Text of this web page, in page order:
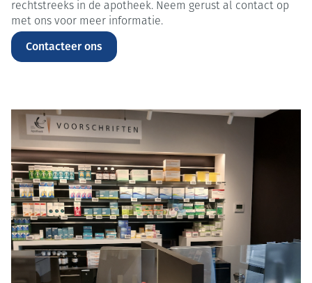
rechtstreeks in de apotheek. Neem gerust al contact op
met ons voor meer informatie.
Contacteer ons